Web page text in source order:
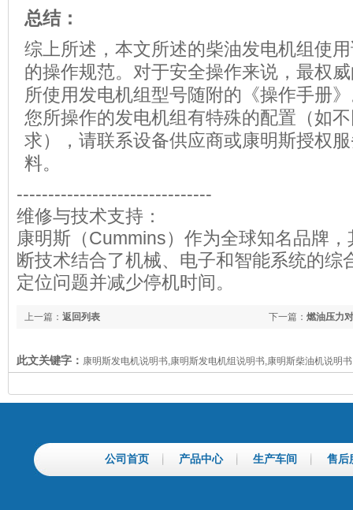
总结：
综上所述，本文所述的柴油发电机组使
的操作规范。对于安全操作来说，最权
所使用发电机组型号随附的《操作手册
您所操作的发电机组有特殊的配置（如
求），请联系设备供应商或康明斯授权
料。
-------------------------------
维修与技术支持：
康明斯（Cummins）作为全球知名品牌
断技术结合了机械、电子和智能系统的综
定位问题并减少停机时间。
下一篇： 燃油压力
上一篇： 返回列表
此文关键字： 康明斯发电机说明书,康明斯发电机组说明书,康明斯柴油机说明书
公司首页 产品中心 生产车间 售后